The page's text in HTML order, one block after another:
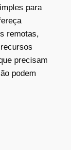
para
remotas,
precisam
podem